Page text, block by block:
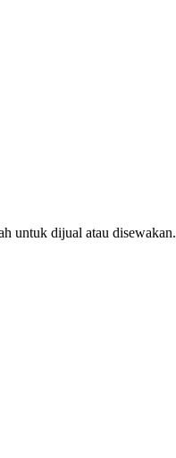
untuk dijual atau disewakan.